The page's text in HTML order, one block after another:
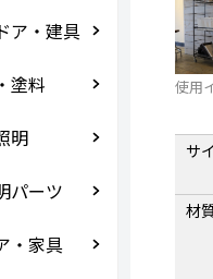
使用
サ
材
ア・建具
塗料
明
パーツ
・家具